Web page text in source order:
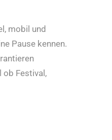
mobil und
Pause kennen.
ob Festival,